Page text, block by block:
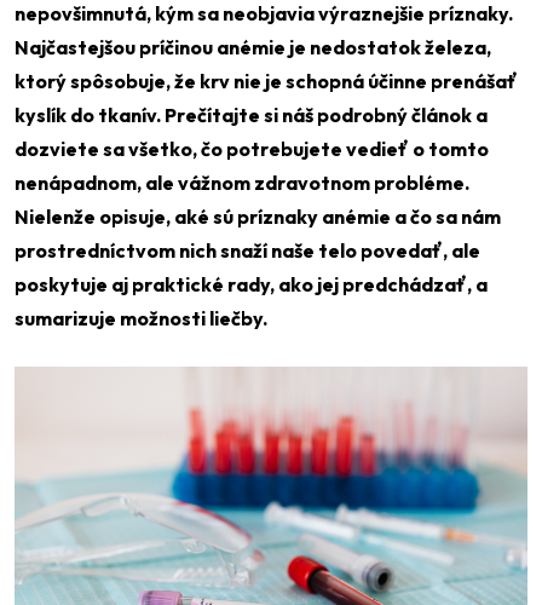
nepovšimnutá, kým sa neobjavia výraznejšie príznaky.
Najčastejšou príčinou anémie je nedostatok železa,
ktorý spôsobuje, že krv nie je schopná účinne prenášať
kyslík do tkanív. Prečítajte si náš podrobný článok a
dozviete sa všetko, čo potrebujete vedieť o tomto
nenápadnom, ale vážnom zdravotnom probléme.
Nielenže opisuje, aké sú príznaky anémie a čo sa nám
prostredníctvom nich snaží naše telo povedať, ale
poskytuje aj praktické rady, ako jej predchádzať, a
sumarizuje možnosti liečby.